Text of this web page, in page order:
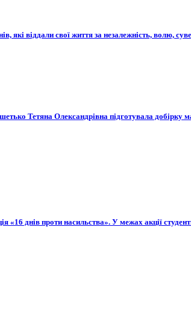
які віддали свої життя за незалежність, волю,
Тетяна Олександрівна підготувала добірку
«16 днів проти насильства». У межах акції